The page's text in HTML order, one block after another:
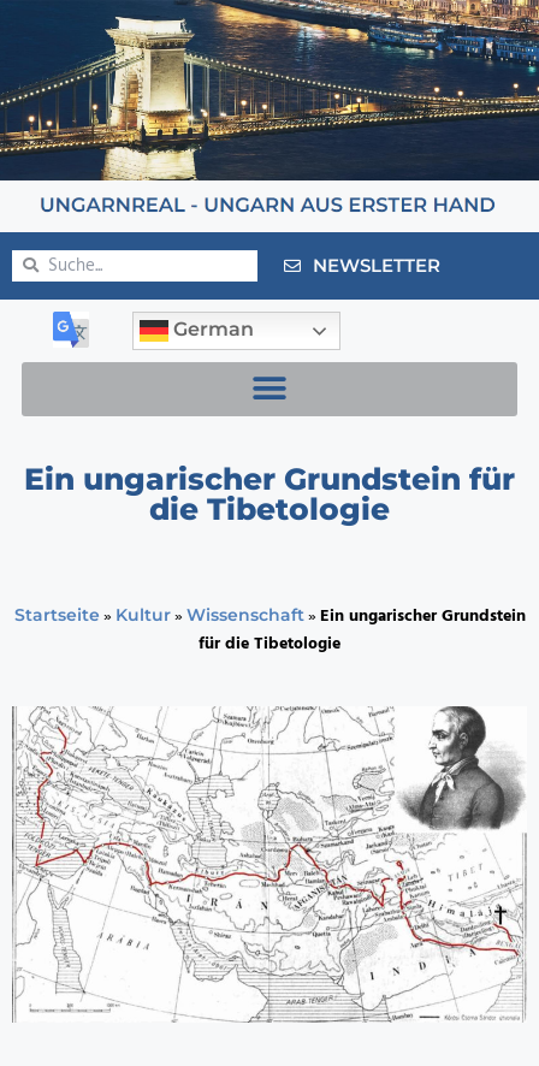
NEWSLETTER
German
Ein ungarischer Grundstein für
die Tibetologie
Startseite » Kultur» Wissenschaft»Ein ungarischer Grundstein
für die Tibetologie